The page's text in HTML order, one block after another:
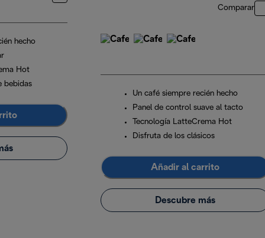
hecho
Hot
bebidas
Comparar
Un café siempre recién hecho
Panel de control suave al tacto
Tecnología LatteCrema Hot
Disfruta de los clásicos
Añadir al carrito
Descubre más